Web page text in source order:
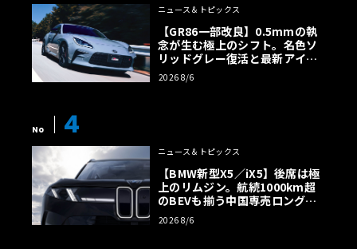
ニュース＆トピックス
【GR86一部改良】0.5mmの執
念が生む極上のシフト。名色ソ
リッドグレー復活と最新アイサ
イトでFRの極みへ
2026 8/6
No 4
ニュース＆トピックス
【BMW新型X5／iX5】後席は極
上のリムジン。航続1000km超
のBEVも揃う中国専売ロング仕
様の全貌
2026 8/6